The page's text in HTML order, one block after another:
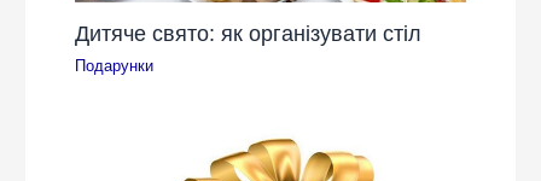
Дитяче свято: як організувати стіл
Подарунки